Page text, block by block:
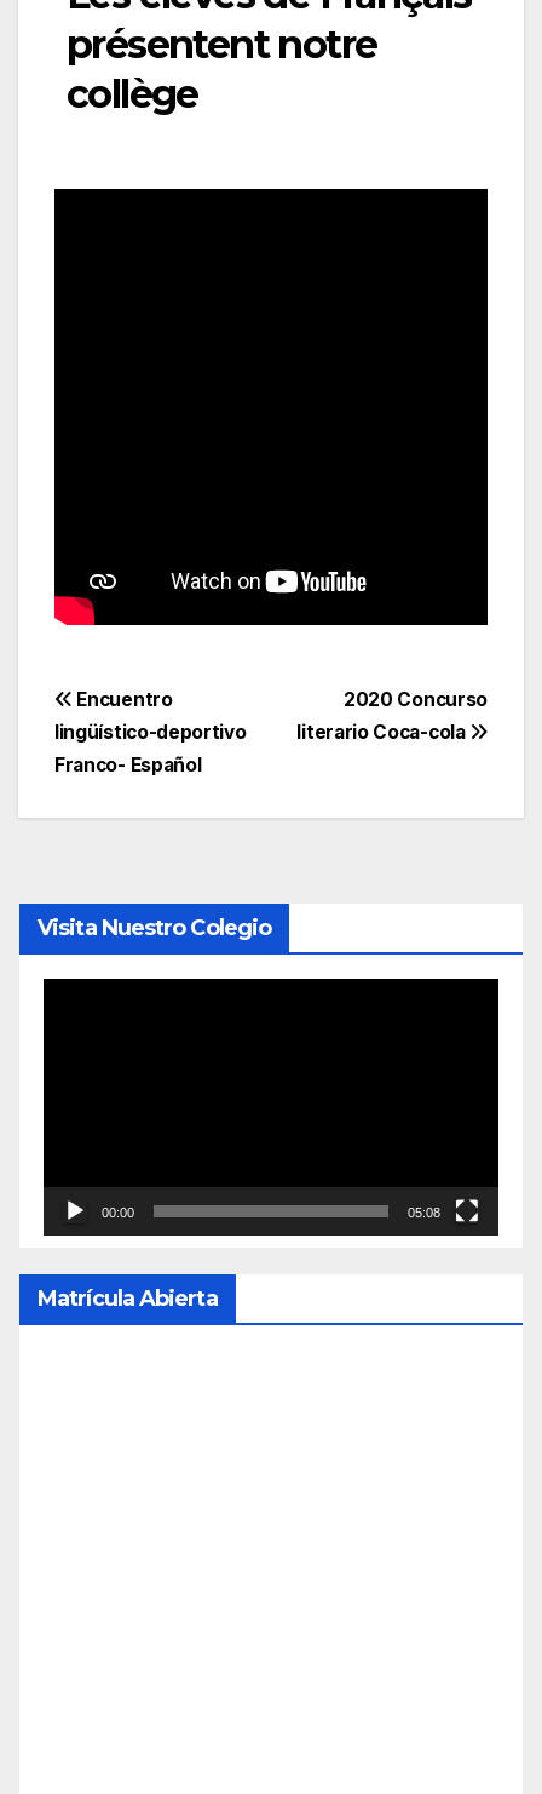
présentent notre
collège
Navegación
de
entradas
2020 Concurso
literario Coca-cola
Encuentro
lingüístico-deportivo
Franco- Español
Visita Nuestro Colegio
00:00 05:08
Matrícula Abierta